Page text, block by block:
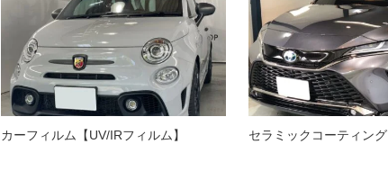
カーフィルム【UV/IRフィルム】 セラミックコーティング